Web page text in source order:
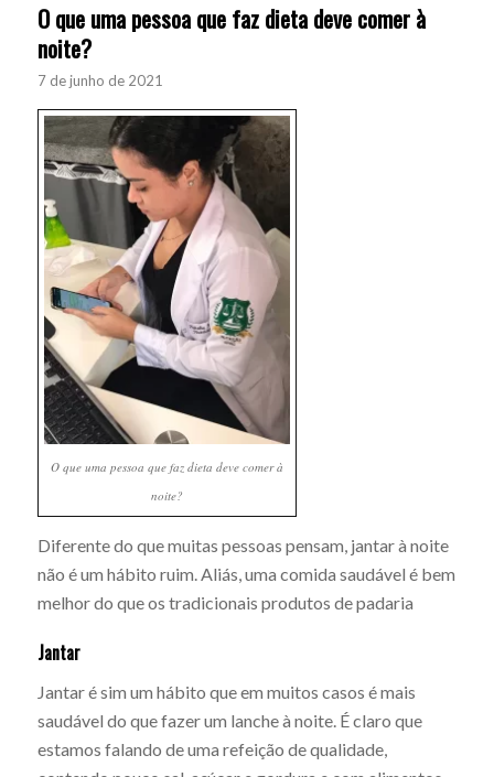
O que uma pessoa que faz dieta deve comer à
noite?
7 de junho de 2021
O que uma pessoa que faz dieta deve comer à
noite?
Diferente do que muitas pessoas pensam, jantar à noite
não é um hábito ruim. Aliás, uma comida saudável é bem
melhor do que os tradicionais produtos de padaria
Jantar
Jantar é sim um hábito que em muitos casos é mais
saudável do que fazer um lanche à noite. É claro que
estamos falando de uma refeição de qualidade,